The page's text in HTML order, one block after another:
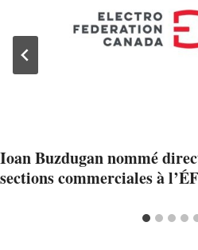
Ioan Buzdugan nommé
sections commerciales à